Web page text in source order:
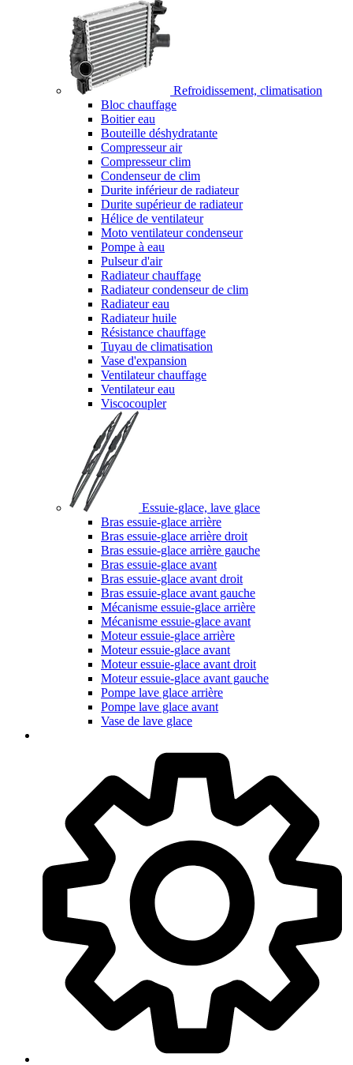
Refroidissement, climatisation
Bloc chauffage
Boitier eau
Bouteille déshydratante
Compresseur air
Compresseur clim
Condenseur de clim
Durite inférieur de radiateur
Durite supérieur de radiateur
Hélice de ventilateur
Moto ventilateur condenseur
Pompe à eau
Pulseur d'air
Radiateur chauffage
Radiateur condenseur de clim
Radiateur eau
Radiateur huile
Résistance chauffage
Tuyau de climatisation
Vase d'expansion
Ventilateur chauffage
Ventilateur eau
Viscocoupler
Essuie-glace, lave glace
Bras essuie-glace arrière
Bras essuie-glace arrière droit
Bras essuie-glace arrière gauche
Bras essuie-glace avant
Bras essuie-glace avant droit
Bras essuie-glace avant gauche
Mécanisme essuie-glace arrière
Mécanisme essuie-glace avant
Moteur essuie-glace arrière
Moteur essuie-glace avant
Moteur essuie-glace avant droit
Moteur essuie-glace avant gauche
Pompe lave glace arrière
Pompe lave glace avant
Vase de lave glace